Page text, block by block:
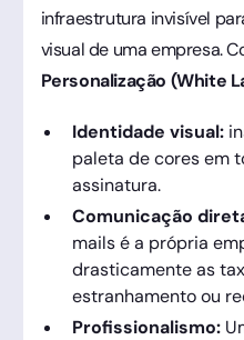
infraestrutura invisível
visual de uma empresa.
Personalização (White
Identidade visual:
paleta de cores em
assinatura.
Comunicação
mails é a própria
drasticamente as
estranhamento ou
Profissionalismo: